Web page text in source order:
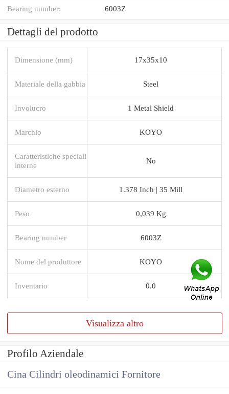
Bearing number: 6003Z
Dettagli del prodotto
Dimensione (mm) 17x35x10
Materiale della gabbia Steel
Involucro 1 Metal Shield
Marchio KOYO
Caratteristiche speciali
interne
No
Diametro esterno 1.378 Inch | 35 Mill
Peso 0,039 Kg
Bearing number 6003Z
Nome del produttore KOYO
Inventario 0.0
Visualizza altro
Profilo Aziendale
Cina Cilindri oleodinamici Fornitore